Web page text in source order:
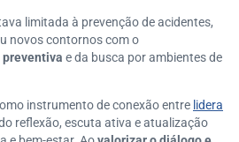
limitada à prevenção de acidentes,
novos contornos com o
e da busca por ambientes de
instrumento de conexão entre lidera
reflexão, escuta ativa e atualização